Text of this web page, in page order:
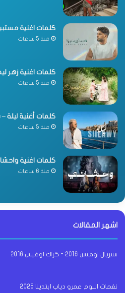
كلمات اغنية
منذ 5 ساعات
كلمات اغنية زهر
منذ 5 ساعات
كلمات أغنية ليلة –
منذ 5 ساعات
كلمات اغنية
منذ 6 ساعات
اشهر المقالات
سيريال اوفيس 2016 - كراك اوفيس 2016
نغمات البوم عمرو دياب ابتدينا 2025